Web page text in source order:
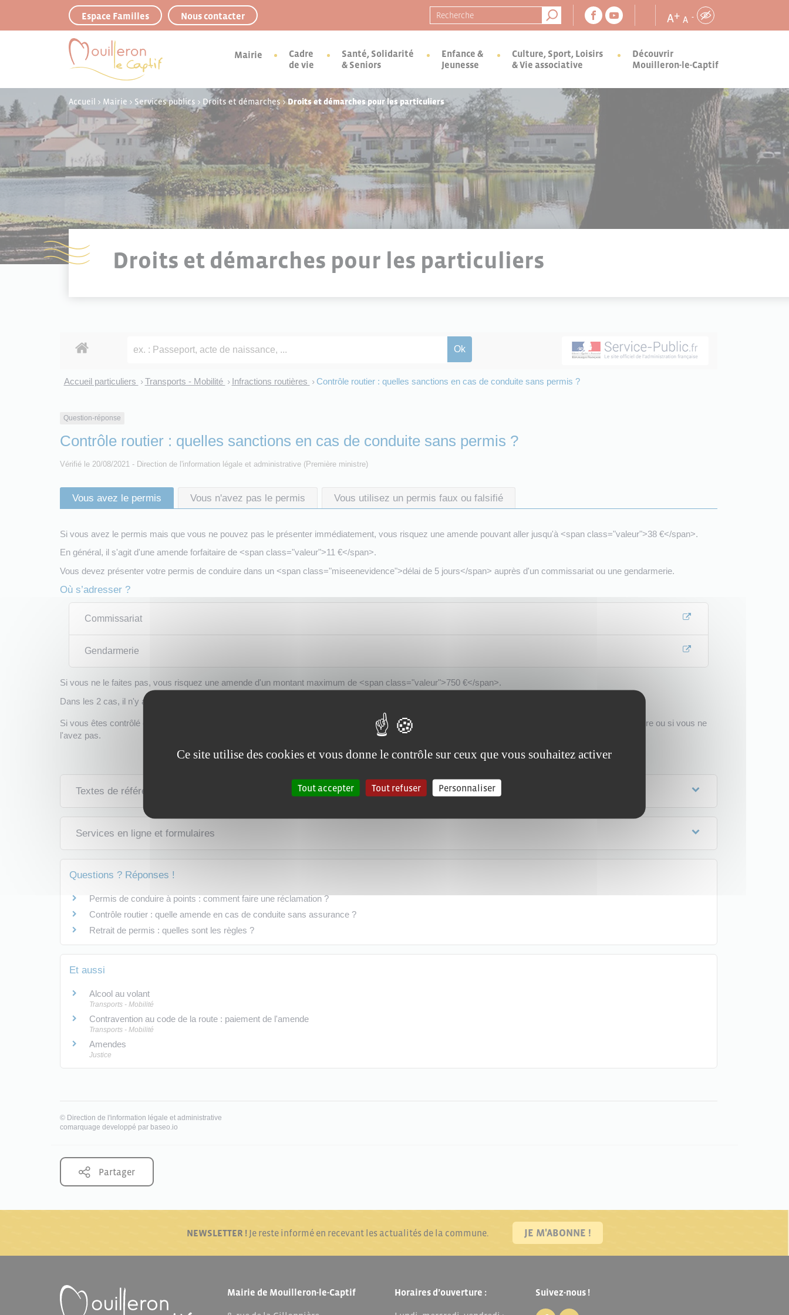
Espace Familles Nous contacter Recherche pour : A+ A -
Mairie
Cadre
de vie
Santé, Solidarité
& Seniors
Enfance &
Jeunesse
Culture, Sport, Loisirs
& Vie associative
Découvrir
Mouilleron-le-Captif
Accueil > Mairie > Services publics > Droits et démarches >Droits et démarches pour les particuliers
Droits et démarches pour les particuliers
Accueil particuliers > Transports - Mobilité > Infractions routières > Contrôle routier : quelles sanctions en cas de conduite sans permis ?
Question-réponse
Contrôle routier : quelles sanctions en cas de conduite sans permis ?
Vérifié le 20/08/2021 - Direction de l'information légale et administrative (Première ministre)
Vous avez le permis Vous n'avez pas le permis Vous utilisez un permis faux ou falsifié
Si vous avez le permis mais que vous ne pouvez pas le présenter immédiatement, vous risquez une amende pouvant aller jusqu'à <span class="valeur">38 €</span>.
En général, il s'agit d'une amende forfaitaire de <span class="valeur">11 €</span>.
Vous devez présenter votre permis de conduire dans un <span class="miseenevidence">délai de 5 jours</span> auprès d'un commissariat ou une gendarmerie.
Où s’adresser ?
Commissariat
Gendarmerie
Si vous ne le faites pas, vous risquez une amende d'un montant maximum de <span class="valeur">750 €</span>.
Dans les 2 cas, il n'y a pas de retrait de points.
Si vous êtes contrôlé et que vous ne pouvez pas présenter votre permis de conduire, les conséquences sont différentes si vous avez le permis de conduire ou si vous ne
l'avez pas.
Textes de référence
Services en ligne et formulaires
Questions ? Réponses !
Permis de conduire à points : comment faire une réclamation ?
Contrôle routier : quelle amende en cas de conduite sans assurance ?
Retrait de permis : quelles sont les règles ?
Et aussi
Alcool au volant
Transports - Mobilité
Contravention au code de la route : paiement de l'amende
Transports - Mobilité
Amendes
Justice
© Direction de l'information légale et administrative
comarquage developpé par baseo.io
Partager
NEWSLETTER !Je reste informé en recevant les actualités de la commune. JE M'ABONNE !
Mairie de Mouilleron-le-Captif Horaires d’ouverture : Suivez-nous !
Panneau de gestion des cookies
Ce site utilise des cookies et vous donne le contrôle sur ceux que vous souhaitez activer
Tout accepter Tout refuser Personnaliser